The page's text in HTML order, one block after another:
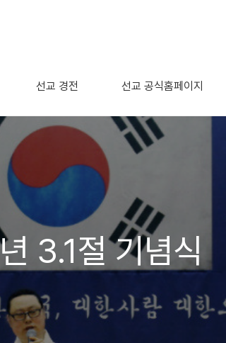
선교 경전 선교 공식홈페이지
3.1절 기념식